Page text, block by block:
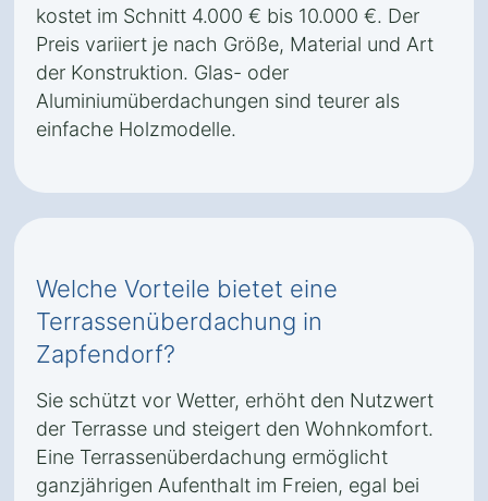
kostet im Schnitt 4.000 € bis 10.000 €. Der
Preis variiert je nach Größe, Material und Art
der Konstruktion. Glas- oder
Aluminiumüberdachungen sind teurer als
einfache Holzmodelle.
Welche Vorteile bietet eine
Terrassenüberdachung in
Zapfendorf?
Sie schützt vor Wetter, erhöht den Nutzwert
der Terrasse und steigert den Wohnkomfort.
Eine Terrassenüberdachung ermöglicht
ganzjährigen Aufenthalt im Freien, egal bei